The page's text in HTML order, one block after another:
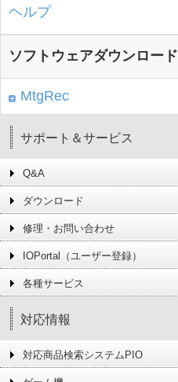
ヘルプ
ソフトウェアダウンロード
MtgRec
サポート＆サービス
Q&A
ダウンロード
修理・お問い合わせ
IOPortal（ユーザー登録）
各種サービス
対応情報
対応商品検索システムPIO